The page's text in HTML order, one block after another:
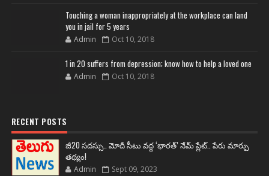
Touching a woman inappropriately at the workplace can land
you in jail for 5 years
Admin Oct 10, 2018
1 in 20 suffers from depression; know how to help a loved one
Admin Oct 10, 2018
RECENT POSTS
జీ20 సదస్సు.. మోదీ సీటు వద్ద ‘భారత్’ నేమ్ ప్లేట్‌.. పేరు మార్పు
తథ్యం!
Admin Sept 09, 2023